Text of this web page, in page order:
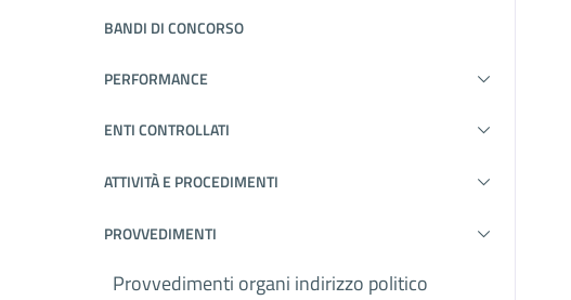
BANDI DI CONCORSO
PERFORMANCE
ENTI CONTROLLATI
ATTIVITÀ E PROCEDIMENTI
PROVVEDIMENTI
Provvedimenti organi indirizzo politico